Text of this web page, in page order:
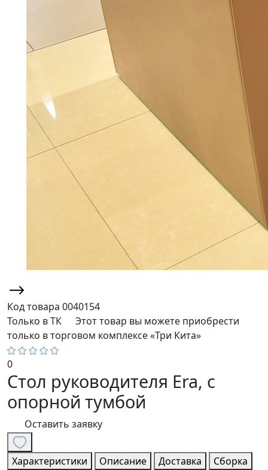
Код товара 0040154
Только в ТК
Этот товар вы можете приобрести
только в торговом комплексе «Три Кита»
0
Стол руководителя Era, с
опорной тумбой
Оставить заявку
Характеристики Описание Доставка
Сборка